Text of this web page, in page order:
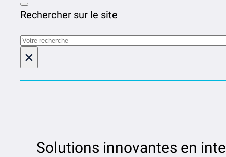
Rechercher sur le site
Rechercher
×
Solutions innovantes en